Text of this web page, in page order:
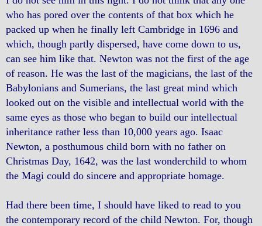
who has pored over the contents of that box which he
packed up when he finally left Cambridge in 1696 and
which, though partly dispersed, have come down to us,
can see him like that. Newton was not the first of the age
of reason. He was the last of the magicians, the last of the
Babylonians and Sumerians, the last great mind which
looked out on the visible and intellectual world with the
same eyes as those who began to build our intellectual
inheritance rather less than 10,000 years ago. Isaac
Newton, a posthumous child born with no father on
Christmas Day, 1642, was the last wonderchild to whom
the Magi could do sincere and appropriate homage.
Had there been time, I should have liked to read to you
the contemporary record of the child Newton. For, though